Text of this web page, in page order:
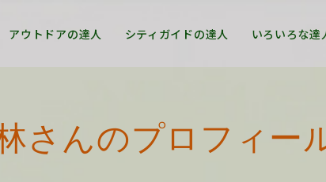
アウトドアの達人 シティガイドの達人 いろいろな達
さんのプロフィー